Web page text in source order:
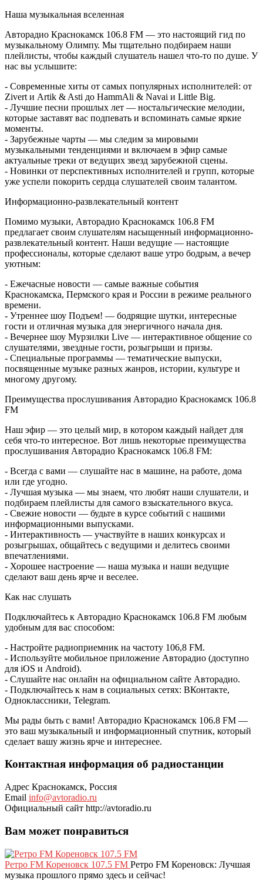
Наша музыкальная вселенная
Авторадио Краснокамск 106.8 FM — это настоящий гид по
музыкальному Олимпу. Мы тщательно подбираем наши
плейлисты, чтобы каждый слушатель нашел что-то по душе. У
нас вы услышите:
- Современные хиты от самых популярных исполнителей: от
Zivert и Artik & Asti до HammAli & Navai и Little Big.
- Лучшие песни прошлых лет — ностальгические мелодии,
которые заставят вас подпевать и вспоминать самые яркие
моменты.
- Зарубежные чарты — мы следим за мировыми
музыкальными тенденциями и включаем в эфир самые
актуальные треки от ведущих звезд зарубежной сцены.
- Новинки от перспективных исполнителей и групп, которые
уже успели покорить сердца слушателей своим талантом.
Информационно-развлекательный контент
Помимо музыки, Авторадио Краснокамск 106.8 FM
предлагает своим слушателям насыщенный информационно-
развлекательный контент. Наши ведущие — настоящие
профессионалы, которые сделают ваше утро бодрым, а вечер
уютным:
- Ежечасные новости — самые важные события
Краснокамска, Пермского края и России в режиме реального
времени.
- Утреннее шоу Подъем! — бодрящие шутки, интересные
гости и отличная музыка для энергичного начала дня.
- Вечернее шоу Мурзилки Live — интерактивное общение со
слушателями, звездные гости, розыгрыши и призы.
- Специальные программы — тематические выпуски,
посвященные музыке разных жанров, истории, культуре и
многому другому.
Преимущества прослушивания Авторадио Краснокамск 106.8
FM
Наш эфир — это целый мир, в котором каждый найдет для
себя что-то интересное. Вот лишь некоторые преимущества
прослушивания Авторадио Краснокамск 106.8 FM:
- Всегда с вами — слушайте нас в машине, на работе, дома
или где угодно.
- Лучшая музыка — мы знаем, что любят наши слушатели, и
подбираем плейлисты для самого взыскательного вкуса.
- Свежие новости — будьте в курсе событий с нашими
информационными выпусками.
- Интерактивность — участвуйте в наших конкурсах и
розыгрышах, общайтесь с ведущими и делитесь своими
впечатлениями.
- Хорошее настроение — наша музыка и наши ведущие
сделают ваш день ярче и веселее.
Как нас слушать
Подключайтесь к Авторадио Краснокамск 106.8 FM любым
удобным для вас способом:
- Настройте радиоприемник на частоту 106,8 FM.
- Используйте мобильное приложение Авторадио (доступно
для iOS и Android).
- Слушайте нас онлайн на официальном сайте Авторадио.
- Подключайтесь к нам в социальных сетях: ВКонтакте,
Одноклассники, Telegram.
Мы рады быть с вами! Авторадио Краснокамск 106.8 FM —
это ваш музыкальный и информационный спутник, который
сделает вашу жизнь ярче и интереснее.
Контактная информация об радиостанции
Адрес Краснокамск, Россия
Email info@avtoradio.ru
Официальный сайт http://avtoradio.ru
Вам может понравиться
Ретро FM Кореновск 107.5 FM Ретро FM Кореновск: Лучшая
музыка прошлого прямо здесь и сейчас!